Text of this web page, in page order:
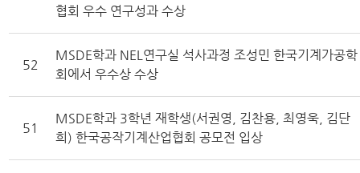
협회 우수 연구성과 수상
52
MSDE학과 NEL연구실 석사과정 조성민 한국기계가공학
회에서 우수상 수상
51
MSDE학과 3학년 재학생(서권영, 김찬용, 최영욱, 김단
희) 한국공작기계산업협회 공모전 입상